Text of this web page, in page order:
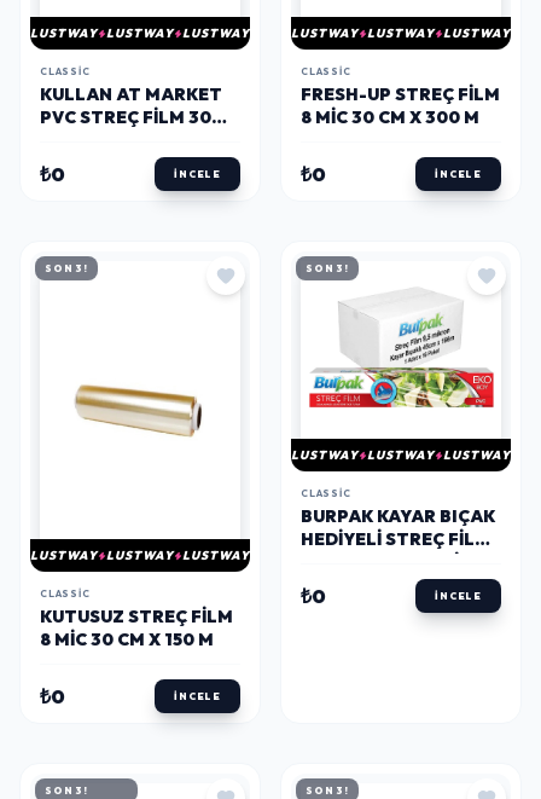
LUSTWAY LUSTWAY LUSTWAY
CLASSIC
KULLAN AT MARKET
PVC STREÇ FILM 30
3,LÜ PAKET
₺0 İNCELE
LUSTWAY LUSTWAY LUSTWAY
CLASSIC
FRESH-UP STREÇ FILM
8 MIC 30 CM X 300 M
₺0 İNCELE
SON 3!
LUSTWAY LUSTWAY LUSTWAY
CLASSIC
KUTUSUZ STREÇ FILM
8 MIC 30 CM X 150 M
₺0 İNCELE
SON 3!
LUSTWAY LUSTWAY LUSTWAY
CLASSIC
BURPAK KAYAR BIÇAK
HEDIYELI STREÇ FILM
16 PAKET (KOLI)
₺0 İNCELE
SON 3! SON 3!